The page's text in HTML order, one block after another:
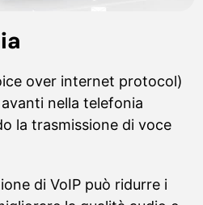
over internet protocol)
nella telefonia
la trasmissione di voce
di VoIP può ridurre i